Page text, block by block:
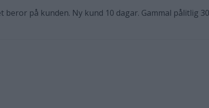
beror på kunden. Ny kund 10 dagar. Gammal pålitlig 30